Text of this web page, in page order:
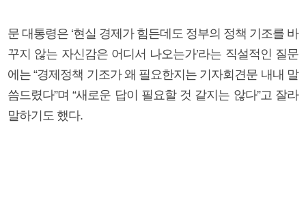
문 대통령은 ‘현실 경제가 힘든데도 정부의 정책 기조를 바
꾸지 않는 자신감은 어디서 나오는가’라는 직설적인 질문
에는 “경제정책 기조가 왜 필요한지는 기자회견문 내내 말
씀드렸다”며 “새로운 답이 필요할 것 같지는 않다”고 잘라
말하기도 했다.